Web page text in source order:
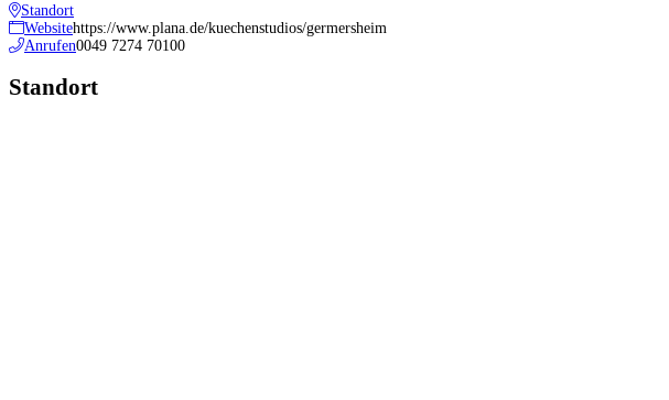
Standort
Websitehttps://www.plana.de/kuechenstudios/germersheim
Anrufen0049 7274 70100
Standort